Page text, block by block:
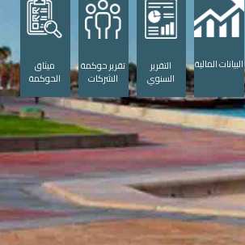
البيانات المالية
التقرير
السنوي
تقرير حوكمة
الشركات
ميثاق
الحوكمة